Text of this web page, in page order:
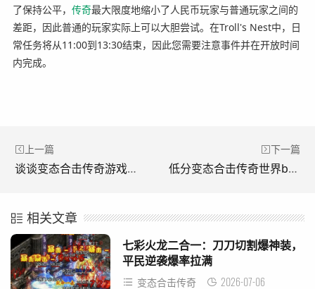
了保持公平， 传奇最大限度地缩小了人民币玩家与普通玩家之间的
差距，因此普通的玩家实际上可以大胆尝试。在Troll's Nest中，日
常任务将从11:00到13:30结束，因此您需要注意事件并在开放时间
内完成。
上一篇
谈谈变态合击传奇游戏里面的特色系统。(我们来谈谈《变形记传奇游戏中的特殊系统。)
下一篇
低分变态合击传奇世界boss刷新之后该如何打。(低分异常合击传奇世界boss刷新后怎么打。)
相关文章
七彩火龙二合一：刀刀切割爆神装，
平民逆袭爆率拉满
变态合击传奇 2026-07-06